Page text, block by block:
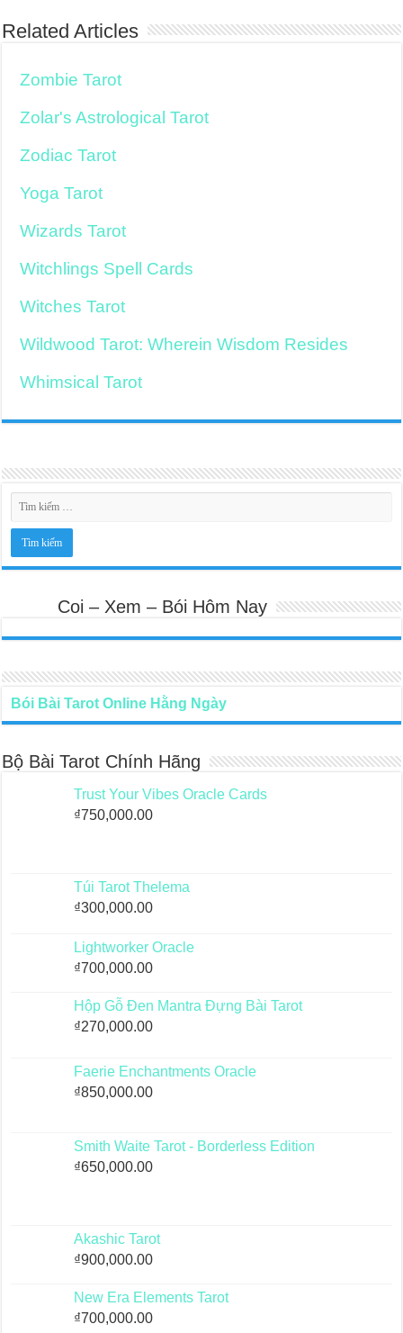
Related Articles
Zombie Tarot
Zolar's Astrological Tarot
Zodiac Tarot
Yoga Tarot
Wizards Tarot
Witchlings Spell Cards
Witches Tarot
Wildwood Tarot: Wherein Wisdom Resides
Whimsical Tarot
Coi – Xem – Bói Hôm Nay
Bói Bài Tarot Online Hằng Ngày
Bộ Bài Tarot Chính Hãng
Trust Your Vibes Oracle Cards
₫750,000.00
Túi Tarot Thelema
₫300,000.00
Lightworker Oracle
₫700,000.00
Hộp Gỗ Đen Mantra Đựng Bài Tarot
₫270,000.00
Faerie Enchantments Oracle
₫850,000.00
Smith Waite Tarot - Borderless Edition
₫650,000.00
Akashic Tarot
₫900,000.00
New Era Elements Tarot
₫700,000.00